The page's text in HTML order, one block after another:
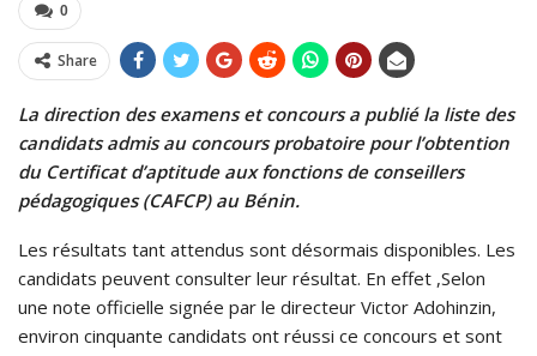
0
Share
La direction des examens et concours a publié la liste des
candidats admis au concours probatoire pour l’obtention
du Certificat d’aptitude aux fonctions de conseillers
pédagogiques (CAFCP) au Bénin.
Les résultats tant attendus sont désormais disponibles. Les
candidats peuvent consulter leur résultat. En effet ,Selon
une note officielle signée par le directeur Victor Adohinzin,
environ cinquante candidats ont réussi ce concours et sont